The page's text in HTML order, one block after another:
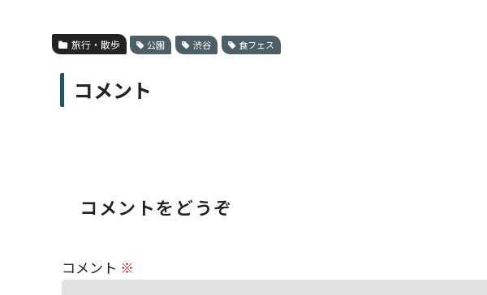
旅行・散歩 公園 渋谷 食フェス
コメント
コメントをどうぞ
コメント ※